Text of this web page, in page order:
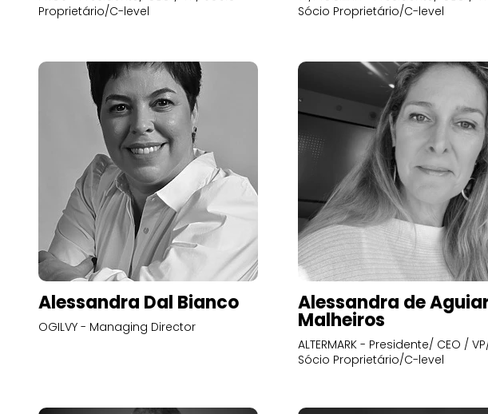
Proprietário/C-level
Sócio Proprietário/C-level
Alessandra Dal Bianco
OGILVY - Managing Director
Alessandra de
Malheiros
ALTERMARK - Presidente/ CEO /
Sócio Proprietário/C-level